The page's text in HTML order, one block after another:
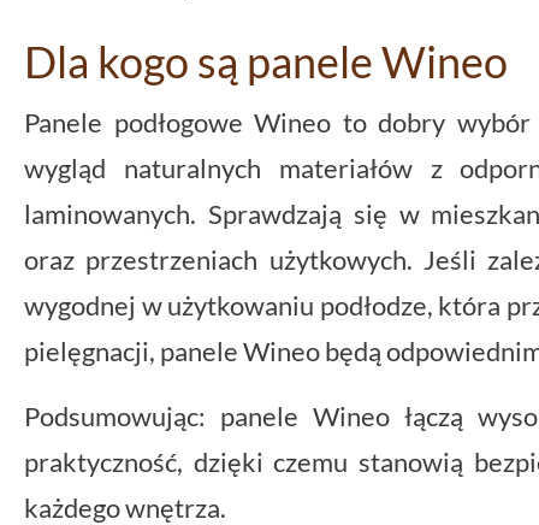
Dla kogo są panele Wineo
Panele podłogowe Wineo to dobry
wygląd naturalnych materiałów z
laminowanych. Sprawdzają się w
oraz przestrzeniach użytkowych. Jeśli
wygodnej w użytkowaniu podłodze, która
pielęgnacji, panele Wineo będą
Podsumowując: panele Wineo łączą
praktyczność, dzięki czemu stanowią
każdego wnętrza.